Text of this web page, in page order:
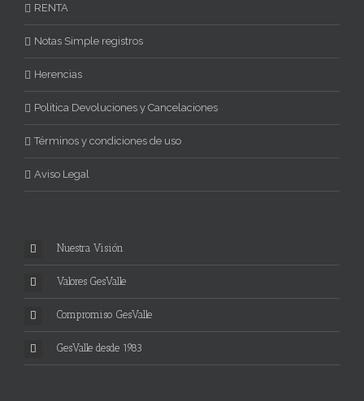
RENTA
Notas Simple registros
Herencias
Política Devoluciones y Cancelaciones
Términos y condiciones de uso
Aviso Legal
Nuestra Visión
Valores GesValle
Compromiso GesValle
GesValle desde 1983